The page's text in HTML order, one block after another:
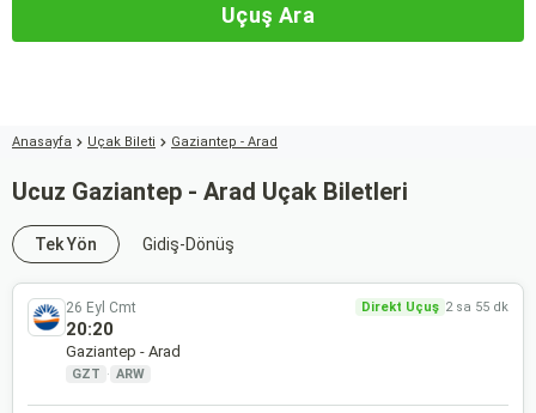
Uçuş Ara
Anasayfa Uçak Bileti Gaziantep - Arad
Ucuz Gaziantep - Arad Uçak Biletleri
Tek Yön Gidiş-Dönüş
26 Eyl Cmt Direkt Uçuş 2 sa 55 dk
20:20
Gaziantep - Arad
GZT · ARW